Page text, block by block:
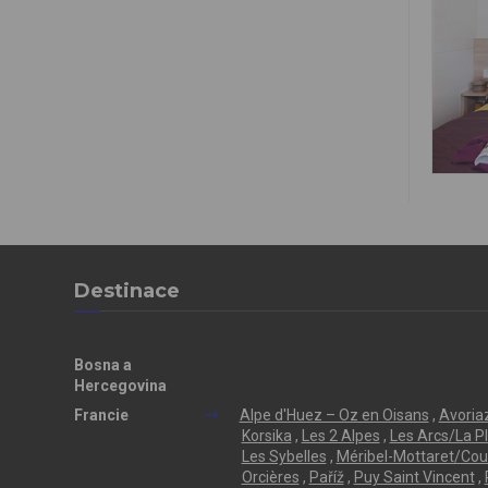
Destinace
Bosna a
Hercegovina
Francie
Alpe d'Huez – Oz en Oisans ,
Korsika , Les 2 Alpes , Les Arcs/La
Les Sybelles , Méribel-Mottaret/
Orcières , Paříž , Puy Saint Vincent,